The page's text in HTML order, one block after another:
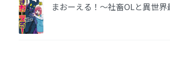
まおーえる！～社畜OLと異世